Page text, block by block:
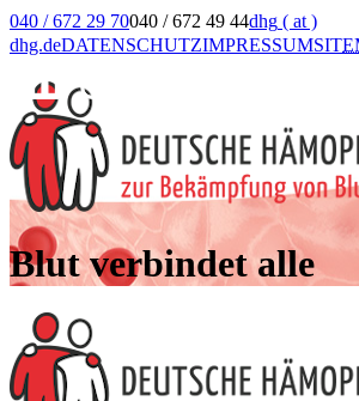
040 / 672 29 70040 / 672 49 44dhg ( at )
dhg.deDATENSCHUTZIMPRESSUMSIT
Blut verbindet alle